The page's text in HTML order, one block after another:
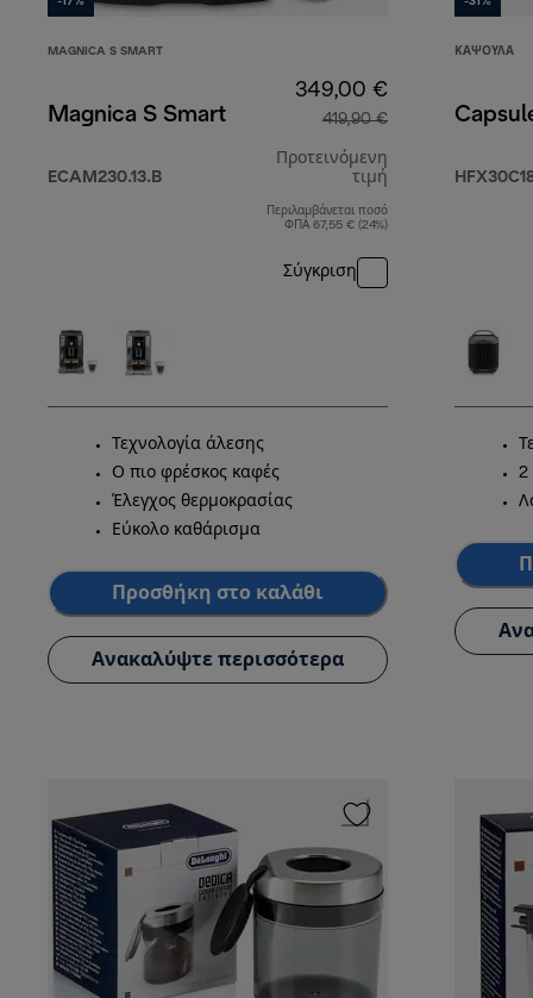
MAGNICA S SMART
Magnica S Smart
ECAM230.13.B
349,00 €
419,90 €
Προτεινόμενη
τιμή
αρχική τιμή
Περιλαμβάνεται ποσό
ΦΠΑ 67,55 € (24%)
Σύγκριση
Τεχνολογία άλεσης
Ο πιο φρέσκος καφές
Έλεγχος θερμοκρασίας
Εύκολο καθάρισμα
Προσθήκη στο καλάθι
Ανακαλύψτε περισσότερα
ΚΆΨΟΥΛΑ
2